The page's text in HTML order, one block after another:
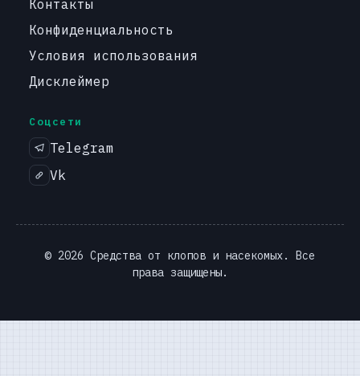
Конфиденциальность
Условия использования
Дисклеймер
Соцсети
Telegram
Vk
© 2026 Средства от клопов и насекомых. Все
права защищены.